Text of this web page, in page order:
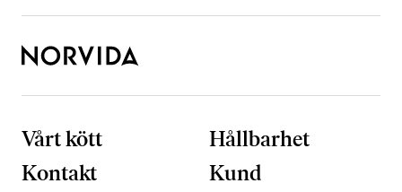
Vårt kött
Hållbarhet
Kontakt
Kund